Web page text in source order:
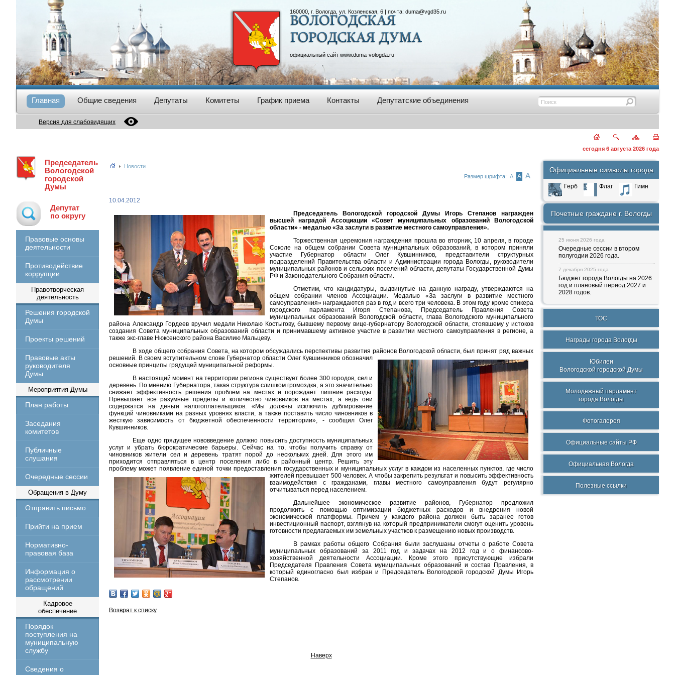
160000, г. Вологда, ул. Козленская, 6 | почта: duma@vgd35.ru
официальный сайт www.duma-vologda.ru
Главная Общие сведения Депутаты Комитеты График приема Контакты Депутатские объединения
Версия для слабовидящих
сегодня 6 августа 2026 года
Председатель
Вологодской
городской
Думы
Депутат
по округу
Правовые основы
деятельности
Противодействие
коррупции
Правотворческая
деятельность
Решения городской
Думы
Проекты решений
Правовые акты
руководителя
Думы
Мероприятия Думы
План работы
Заседания
комитетов
Публичные
слушания
Очередные сессии
Обращения в Думу
Отправить письмо
Прийти на прием
Нормативно-
правовая база
Информация о
рассмотрении
обращений
Кадровое
обеспечение
Порядок
поступления на
муниципальную
службу
Сведения о
Новости
Размер шрифта: А А А
10.04.2012
Председатель Вологодской городской Думы Игорь Степанов награжден
высшей наградой Ассоциации «Совет муниципальных образований Вологодской
области» - медалью «За заслуги в развитие местного самоуправления».
Торжественная церемония награждения прошла во вторник, 10 апреля, в городе
Соколе на общем собрании Совета муниципальных образований, в котором приняли
участие Губернатор области Олег Кувшинников, представители структурных
подразделений Правительства области и Администрации города Вологды, руководители
муниципальных районов и сельских поселений области, депутаты Государственной Думы
РФ и Законодательного Собрания области.
Отметим, что кандидатуры, выдвинутые на данную награду, утверждаются на
общем собрании членов Ассоциации. Медалью «За заслуги в развитие местного
самоуправления» награждаются раз в год и всего три человека. В этом году кроме спикера
городского парламента Игоря Степанова, Председатель Правления Совета
муниципальных образований Вологодской области, глава Вологодского муниципального
района Александр Гордеев вручил медали Николаю Костыгову, бывшему первому вице-губернатору Вологодской области, стоявшему у истоков
создания Совета муниципальных образований области и принимавшему активное участие в развитии местного самоуправления в регионе, а
также экс-главе Нюксенского района Василию Мальцеву.
В ходе общего собрания Совета, на котором обсуждались перспективы развития районов Вологодской области, был принят ряд важных
решений. В своем вступительном слове Губернатор области Олег Кувшинников обозначил
основные принципы грядущей муниципальной реформы.
В настоящий момент на территории региона существует более 300 городов, сел и
деревень. По мнению Губернатора, такая структура слишком громоздка, а это значительно
снижает эффективность решения проблем на местах и порождает лишние расходы.
Превышает все разумные пределы и количество чиновников на местах, а ведь они
содержатся на деньги налогоплательщиков. «Мы должны исключить дублирование
функций чиновниками на разных уровнях власти, а также поставить число чиновников в
жесткую зависимость от бюджетной обеспеченности территории», - сообщил Олег
Кувшинников.
Еще одно грядущее нововведение должно повысить доступность муниципальных
услуг и убрать бюрократические барьеры. Сейчас на то, чтобы получить справку от
чиновников жители сел и деревень тратят порой до нескольких дней. Для этого им
приходится отправляться в центр поселения либо в районный центр. Решить эту
проблему может появление единой точки предоставления государственных и муниципальных услуг в каждом из населенных пунктов, где число
жителей превышает 500 человек. А чтобы закрепить результат и повысить эффективность
взаимодействия с гражданами, главы местного самоуправления будут регулярно
отчитываться перед населением.
Дальнейшее экономическое развитие районов, Губернатор предложил
продолжить с помощью оптимизации бюджетных расходов и внедрения новой
экономической платформы. Причем у каждого района должен быть заранее готов
инвестиционный паспорт, взглянув на который предприниматели смогут оценить уровень
готовности предлагаемых им земельных участков к размещению новых производств.
В рамках работы общего Собрания были заслушаны отчеты о работе Совета
муниципальных образований за 2011 год и задачах на 2012 год и о финансово-
хозяйственной деятельности Ассоциации. Кроме этого присутствующие избрали
Председателя Правления Совета муниципальных образований и состав Правления, в
который единогласно был избран и Председатель Вологодской городской Думы Игорь
Степанов.
Возврат к списку
Наверх
Официальные символы города
Герб Флаг Гимн
Почетные граждане г. Вологды
25 июня 2026 года
Очередные сессии в втором
полугодии 2026 года.
7 декабря 2025 года
Бюджет города Вологды на 2026
год и плановый период 2027 и
2028 годов.
ТОС
Награды города Вологды
Юбилеи
Вологодской городской Думы
Молодежный парламент
города Вологды
Фотогалерея
Официальные сайты РФ
Официальная Вологда
Полезные ссылки